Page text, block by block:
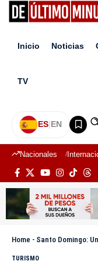
Inicio Noticias
TV
ES|EN
Nacionales
Home - Santo Domingo: Un
TURISMO